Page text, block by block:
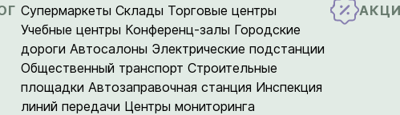
Супермаркеты Склады Торговые центры
Учебные центры Конференц-залы Городские
дороги Автосалоны Электрические подстанции
Общественный транспорт Строительные
площадки Автозаправочная станция Инспекция
линий передачи Центры мониторинга